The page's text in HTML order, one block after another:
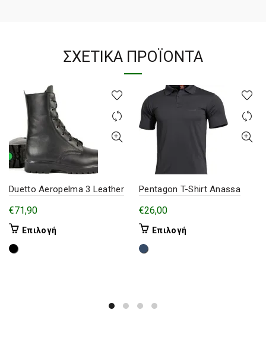
ΣΧΕΤΙΚΆ ΠΡΟΪΌΝΤΑ
Duetto Aeropelma 3 Leather
€71,90
Επιλογή
Pentagon T-Shirt Anassa
€26,00
Επιλογή